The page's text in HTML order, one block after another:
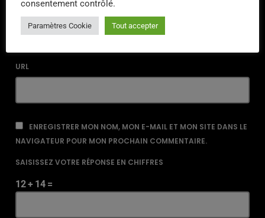
URL
ENREGISTRER MON NOM, MON E-MAIL ET MON SITE DANS LE
NAVIGATEUR POUR MON PROCHAIN COMMENTAIRE.
SAISISSEZ VOTRE RÉPONSE EN CHIFFRES
12 + 14 =
consentement contrôlé.
Paramètres Cookie Tout accepter